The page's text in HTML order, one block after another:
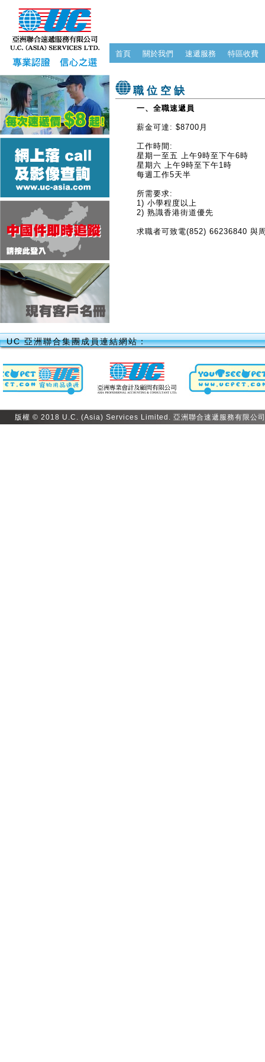
首頁 關於我們 速遞服務 特區收費
職位空缺
一、全職速遞員
薪金可達: $8700月
工作時間:
星期一至五 上午9時至下午6時
星期六 上午9時至下午1時
每週工作5天半
所需要求:
1) 小學程度以上
2) 熟識香港街道優先
求職者可致電(852) 66236840 與
UC 亞洲聯合集團成員連結網站：
版權 © 2018 U.C. (Asia) Services Limited. 亞洲聯合速遞服務有限公